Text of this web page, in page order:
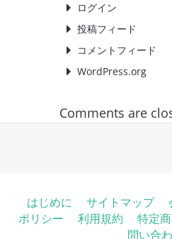
ログイン
投稿フィード
コメントフィード
WordPress.org
Comments are
はじめに サイトマップ
ポリシー
利用規約 特定
問い合